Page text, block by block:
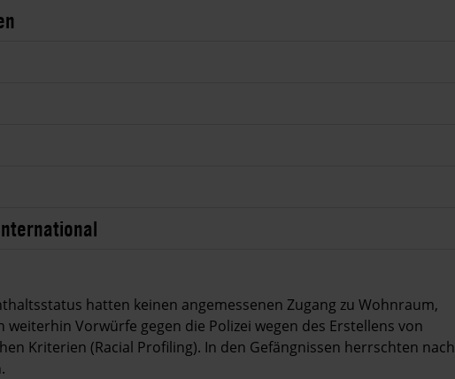
hatten keinen angemessenen Zugang zu Wohnraum,
weiterhin Vorwürfe gegen die Polizei wegen des Erstellens von
Kriterien (Racial Profiling). In den Gefängnissen herrschten nach